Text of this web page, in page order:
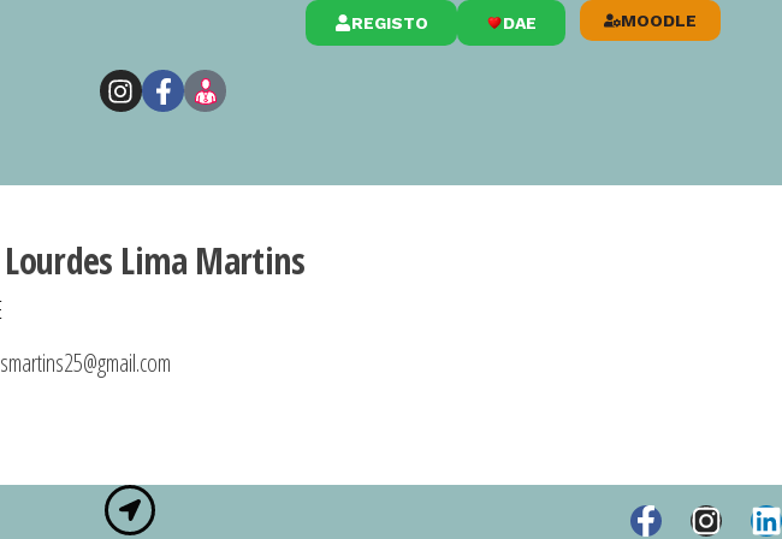
REGISTO DAE MOODLE
Lima Martins